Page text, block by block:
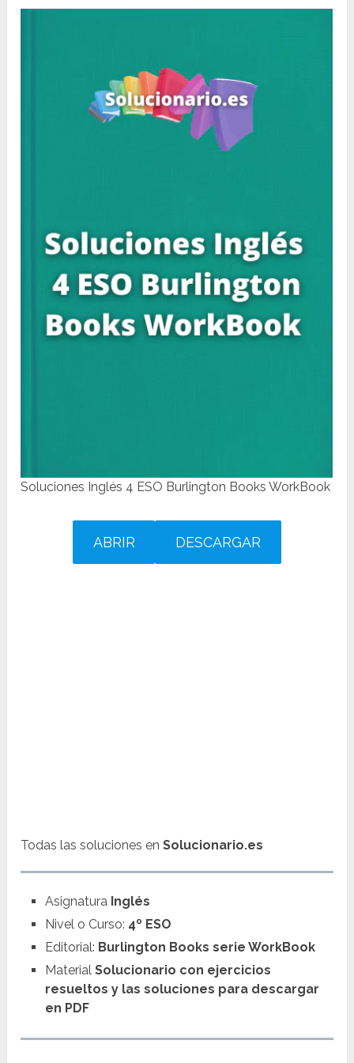
Soluciones Inglés 4 ESO Burlington Books WorkBook
ABRIR DESCARGAR
Todas las soluciones enSolucionario.es
Asignatura Inglés
Nivel o Curso: 4º ESO
Editorial: Burlington Books serie WorkBook
Material Solucionario con ejercicios
resueltos y las soluciones para descargar
en PDF